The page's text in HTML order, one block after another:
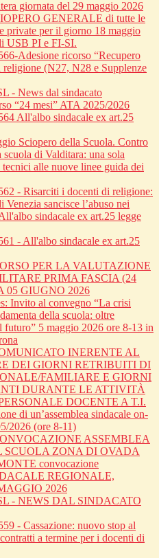
giornata del 29 maggio 2026
GENERALE di tutte le
private per il giorno 18 maggio
USB PI e FI-SI.
Adesione ricorso “Recupero
(N27, N28 e Supplenze
- News dal sindacato
“24 mesi” ATA 2025/2026
All'albo sindacale ex art.25
Sciopero della Scuola. Contro
scuola di Valditara: una sola
alle nuove linee guida dei
- Risarciti i docenti di religione:
sancisce l’abuso nei
sindacale ex art.25 legge
- All'albo sindacale ex art.25
PER LA VALUTAZIONE
PRIMA FASCIA (24
05 GIUGNO 2026
Invito al convegno “La crisi
della scuola: oltre
futuro” 5 maggio 2026 ore 8-13 in
INERENTE AL
DEI GIORNI RETRIBUITI DI
FAMILIARE E GIORNI
DURANTE LE ATTIVITÀ
DOCENTE A T.I.
di un’assemblea sindacale on-
2026 (ore 8-11)
ASSEMBLEA
SCUOLA ZONA DI OVADA
convocazione
REGIONALE,
2026
- NEWS DAL SINDACATO
- Cassazione: nuovo stop al
a termine per i docenti di